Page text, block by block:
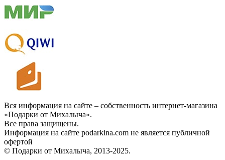
Вся информация на сайте – собственность интернет-магазина
«Подарки от Михалыча».
Все права защищены.
Информация на сайте podarkina.com не является публичной
офертой
© Подарки от Михалыча, 2013-2025.